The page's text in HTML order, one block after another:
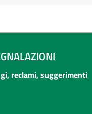
reclami, suggerimenti